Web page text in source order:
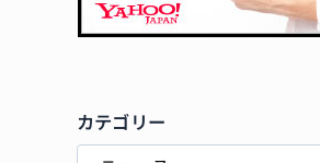
カテゴリー